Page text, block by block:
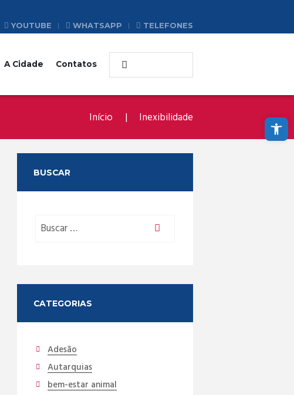
Abrir a barra de ferramentas
YOUTUBE WHATSAPP TELEFONES
A Cidade Contatos
Início Inexibilidade
BUSCAR
CATEGORIAS
Adesão
Autarquias
bem-estar animal